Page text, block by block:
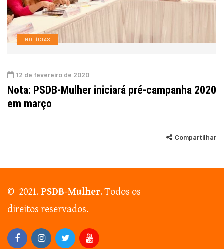
NOTÍCIAS
12 de fevereiro de 2020
Nota: PSDB-Mulher iniciará pré-campanha 2020
em março
Compartilhar
© 2021.PSDB-Mulher. Todos os
direitos reservados.